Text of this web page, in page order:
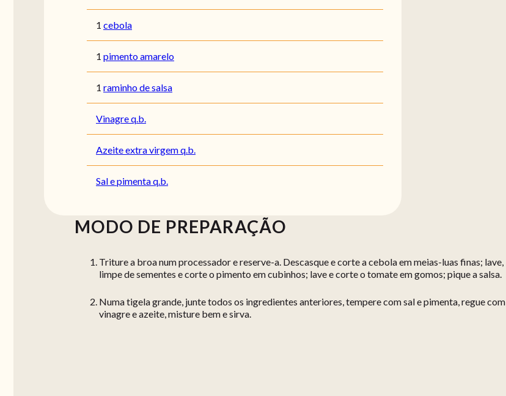
1 cebola
1 pimento amarelo
1 raminho de salsa
Vinagre q.b.
Azeite extra virgem q.b.
Sal e pimenta q.b.
MODO DE PREPARAÇÃO
Triture a broa num processador e reserve-a. Descasque e corte a cebola em meias-luas finas; lave,
limpe de sementes e corte o pimento em cubinhos; lave e corte o tomate em gomos; pique a salsa.
Numa tigela grande, junte todos os ingredientes anteriores, tempere com sal e pimenta, regue com
vinagre e azeite, misture bem e sirva.